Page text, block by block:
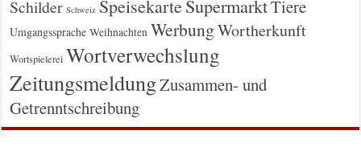
Schilder Schweiz Speisekarte SupermarktTiere
Umgangssprache Weihnachten WerbungWortherkunft
Wortspielerei Wortverwechslung
ZeitungsmeldungZusammen- und
Getrenntschreibung